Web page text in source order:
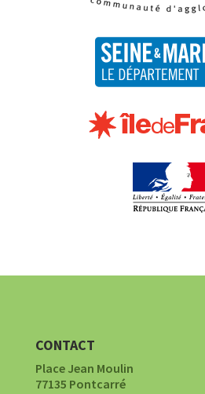
CONTACT
Place Jean Moulin
77135 Pontcarré